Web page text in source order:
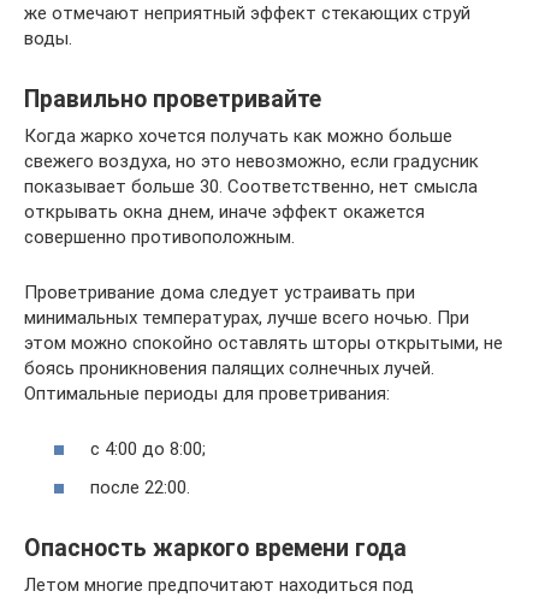
же отмечают неприятный эффект стекающих струй
воды.
Правильно проветривайте
Когда жарко хочется получать как можно больше
свежего воздуха, но это невозможно, если градусник
показывает больше 30. Соответственно, нет смысла
открывать окна днем, иначе эффект окажется
совершенно противоположным.
Проветривание дома следует устраивать при
минимальных температурах, лучше всего ночью. При
этом можно спокойно оставлять шторы открытыми, не
боясь проникновения палящих солнечных лучей.
Оптимальные периоды для проветривания:
с 4:00 до 8:00;
после 22:00.
Опасность жаркого времени года
Летом многие предпочитают находиться под